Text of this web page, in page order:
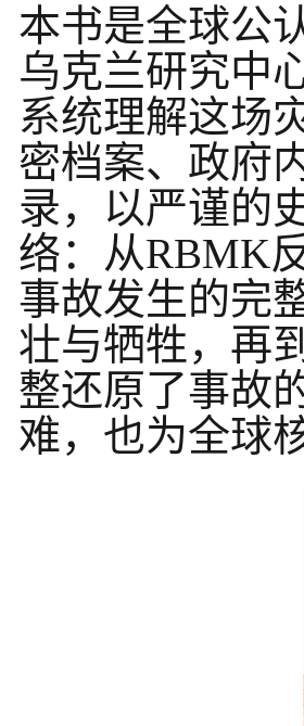
本书是全球公
乌克兰研究中
系统理解这场
密档案、政府
录，以严谨的
络：从RBMK
事故发生的完
壮与牺牲，再
整还原了事故
难，也为全球